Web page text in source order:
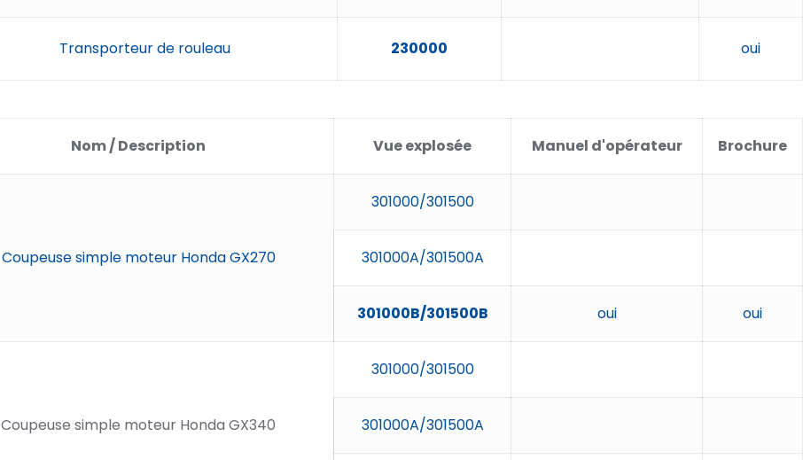
Transporteur de rouleau 230000 oui
Nom / Description Vue explosée Manuel d'opérateur Brochure
Coupeuse simple moteur Honda GX270
301000/301500
301000A/301500A
301000B/301500B oui oui
Coupeuse simple moteur Honda GX340
301000/301500
301000A/301500A